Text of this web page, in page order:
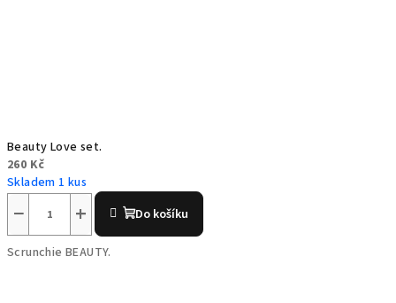
Beauty Love set.
260 Kč
Skladem 1 kus
+
− Do košíku
Scrunchie BEAUTY.